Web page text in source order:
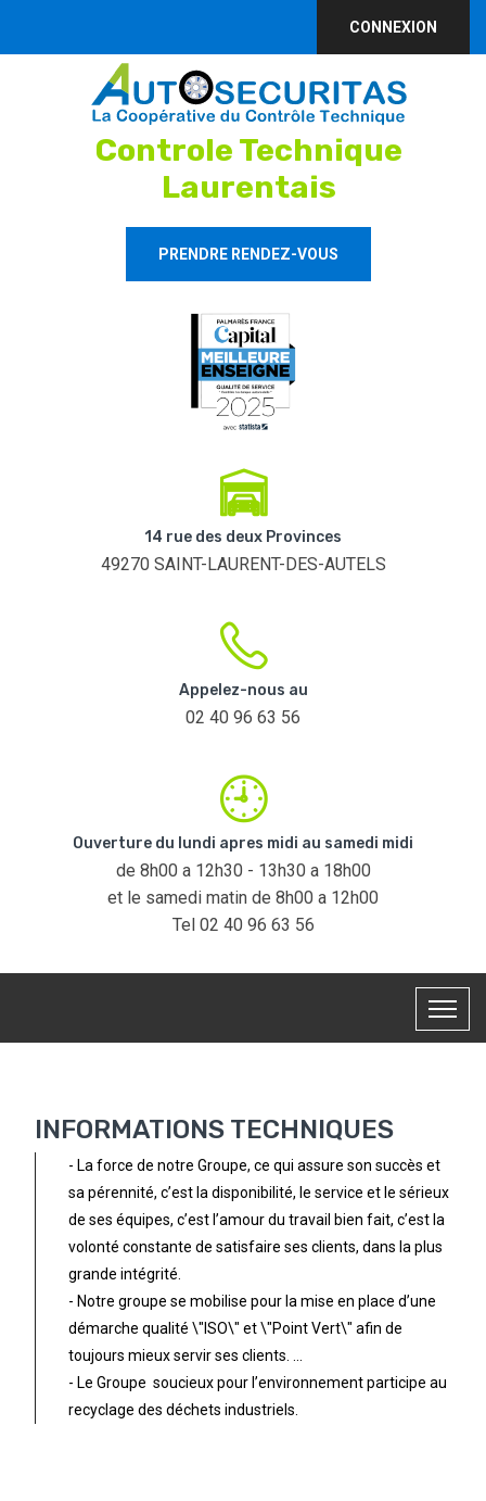
CONNEXION
Controle Technique
Laurentais
PRENDRE RENDEZ-VOUS
14 rue des deux Provinces
49270 SAINT-LAURENT-DES-AUTELS
Appelez-nous au
02 40 96 63 56
Ouverture du lundi apres midi au samedi midi
de 8h00 a 12h30 - 13h30 a 18h00
et le samedi matin de 8h00 a 12h00
Tel 02 40 96 63 56
INFORMATIONS TECHNIQUES
- La force de notre Groupe, ce qui assure son succès et
sa pérennité, c’est la disponibilité, le service et le sérieux
de ses équipes, c’est l’amour du travail bien fait, c’est la
volonté constante de satisfaire ses clients, dans la plus
grande intégrité.
- Notre groupe se mobilise pour la mise en place d’une
démarche qualité \"ISO\" et \"Point Vert\" afin de
toujours mieux servir ses clients. ...
- Le Groupe soucieux pour l’environnement participe au
recyclage des déchets industriels.